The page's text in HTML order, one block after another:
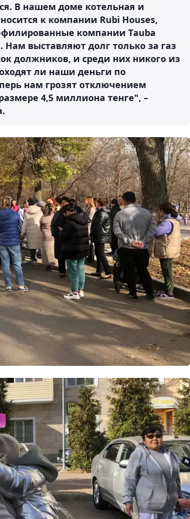
В нашем доме котельная и
к компании Rubi Houses,
компании Тauba
выставляют долг только за газ
должников, и среди них никого из
ли наши деньги по
нам грозят отключением
4,5 миллиона тенге", –